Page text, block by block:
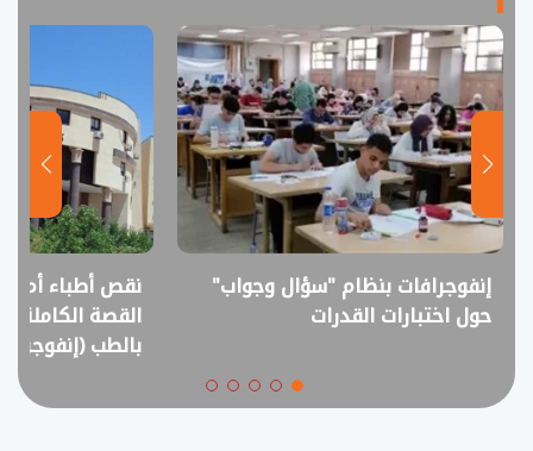
نقص أطباء أم فائض خريجين؟..
القصة الكاملة لمقترح خفض القبول
انفوجراف..
في امتحانات